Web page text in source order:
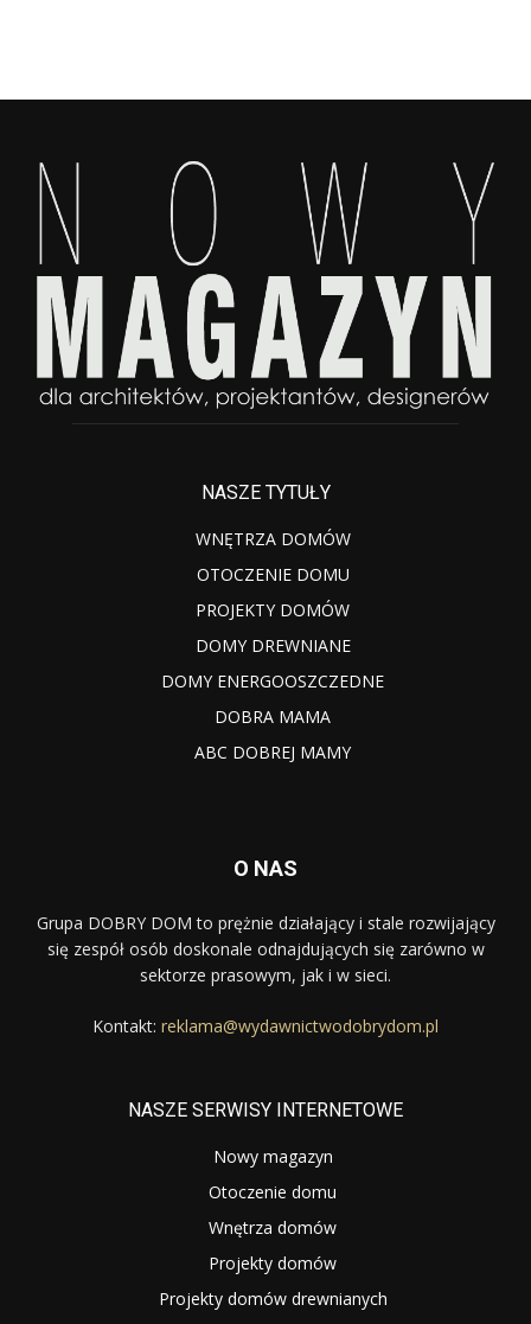
NASZE TYTUŁY
WNĘTRZA DOMÓW
OTOCZENIE DOMU
PROJEKTY DOMÓW
DOMY DREWNIANE
DOMY ENERGOOSZCZEDNE
DOBRA MAMA
ABC DOBREJ MAMY
O NAS
Grupa DOBRY DOM to prężnie działający i stale rozwijający
się zespół osób doskonale odnajdujących się zarówno w
sektorze prasowym, jak i w sieci.
Kontakt: reklama@wydawnictwodobrydom.pl
NASZE SERWISY INTERNETOWE
Nowy magazyn
Otoczenie domu
Wnętrza domów
Projekty domów
Projekty domów drewnianych